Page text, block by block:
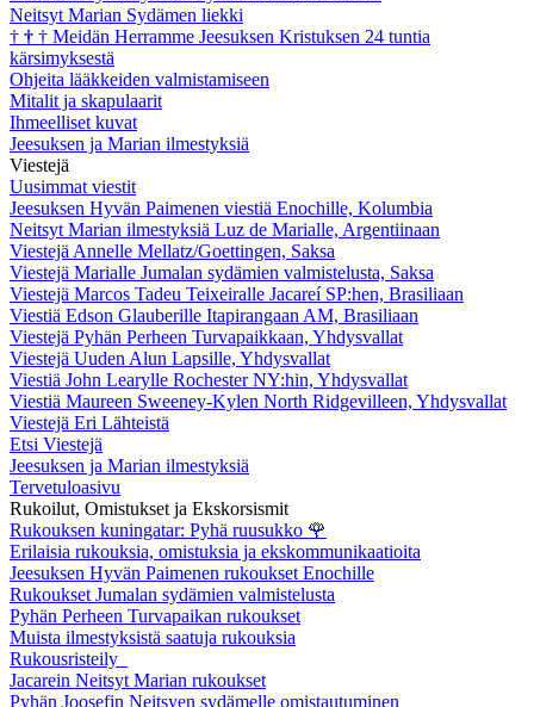
Neitsyt Marian Sydämen liekki
† † † Meidän Herramme Jeesuksen Kristuksen 24 tuntia
kärsimyksestä
Ohjeita lääkkeiden valmistamiseen
Mitalit ja skapulaarit
Ihmeelliset kuvat
Jeesuksen ja Marian ilmestyksiä
Viestejä
Uusimmat viestit
Jeesuksen Hyvän Paimenen viestiä Enochille, Kolumbia
Neitsyt Marian ilmestyksiä Luz de Marialle, Argentiinaan
Viestejä Annelle Mellatz/Goettingen, Saksa
Viestejä Marialle Jumalan sydämien valmistelusta, Saksa
Viestejä Marcos Tadeu Teixeiralle Jacareí SP:hen, Brasiliaan
Viestiä Edson Glauberille Itapirangaan AM, Brasiliaan
Viestejä Pyhän Perheen Turvapaikkaan, Yhdysvallat
Viestejä Uuden Alun Lapsille, Yhdysvallat
Viestiä John Learylle Rochester NY:hin, Yhdysvallat
Viestiä Maureen Sweeney-Kylen North Ridgevilleen, Yhdysvallat
Viestejä Eri Lähteistä
Etsi Viestejä
Jeesuksen ja Marian ilmestyksiä
Tervetuloasivu
Rukoilut, Omistukset ja Ekskorsismit
Rukouksen kuningatar: Pyhä ruusukko 🌹
Erilaisia rukouksia, omistuksia ja ekskommunikaatioita
Jeesuksen Hyvän Paimenen rukoukset Enochille
Rukoukset Jumalan sydämien valmistelusta
Pyhän Perheen Turvapaikan rukoukset
Muista ilmestyksistä saatuja rukouksia
Rukousristeily
Jacarein Neitsyt Marian rukoukset
Pyhän Joosefin Neitsyen sydämelle omistautuminen